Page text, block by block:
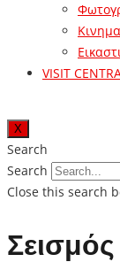
VISIT
X
Search
Search
Close this search